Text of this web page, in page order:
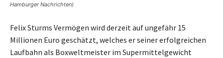
Hamburger Nachrichten)
Felix Sturms Vermögen wird derzeit auf ungefähr 15
Millionen Euro geschätzt, welches er seiner erfolgreichen
Laufbahn als Boxweltmeister im Supermittelgewicht